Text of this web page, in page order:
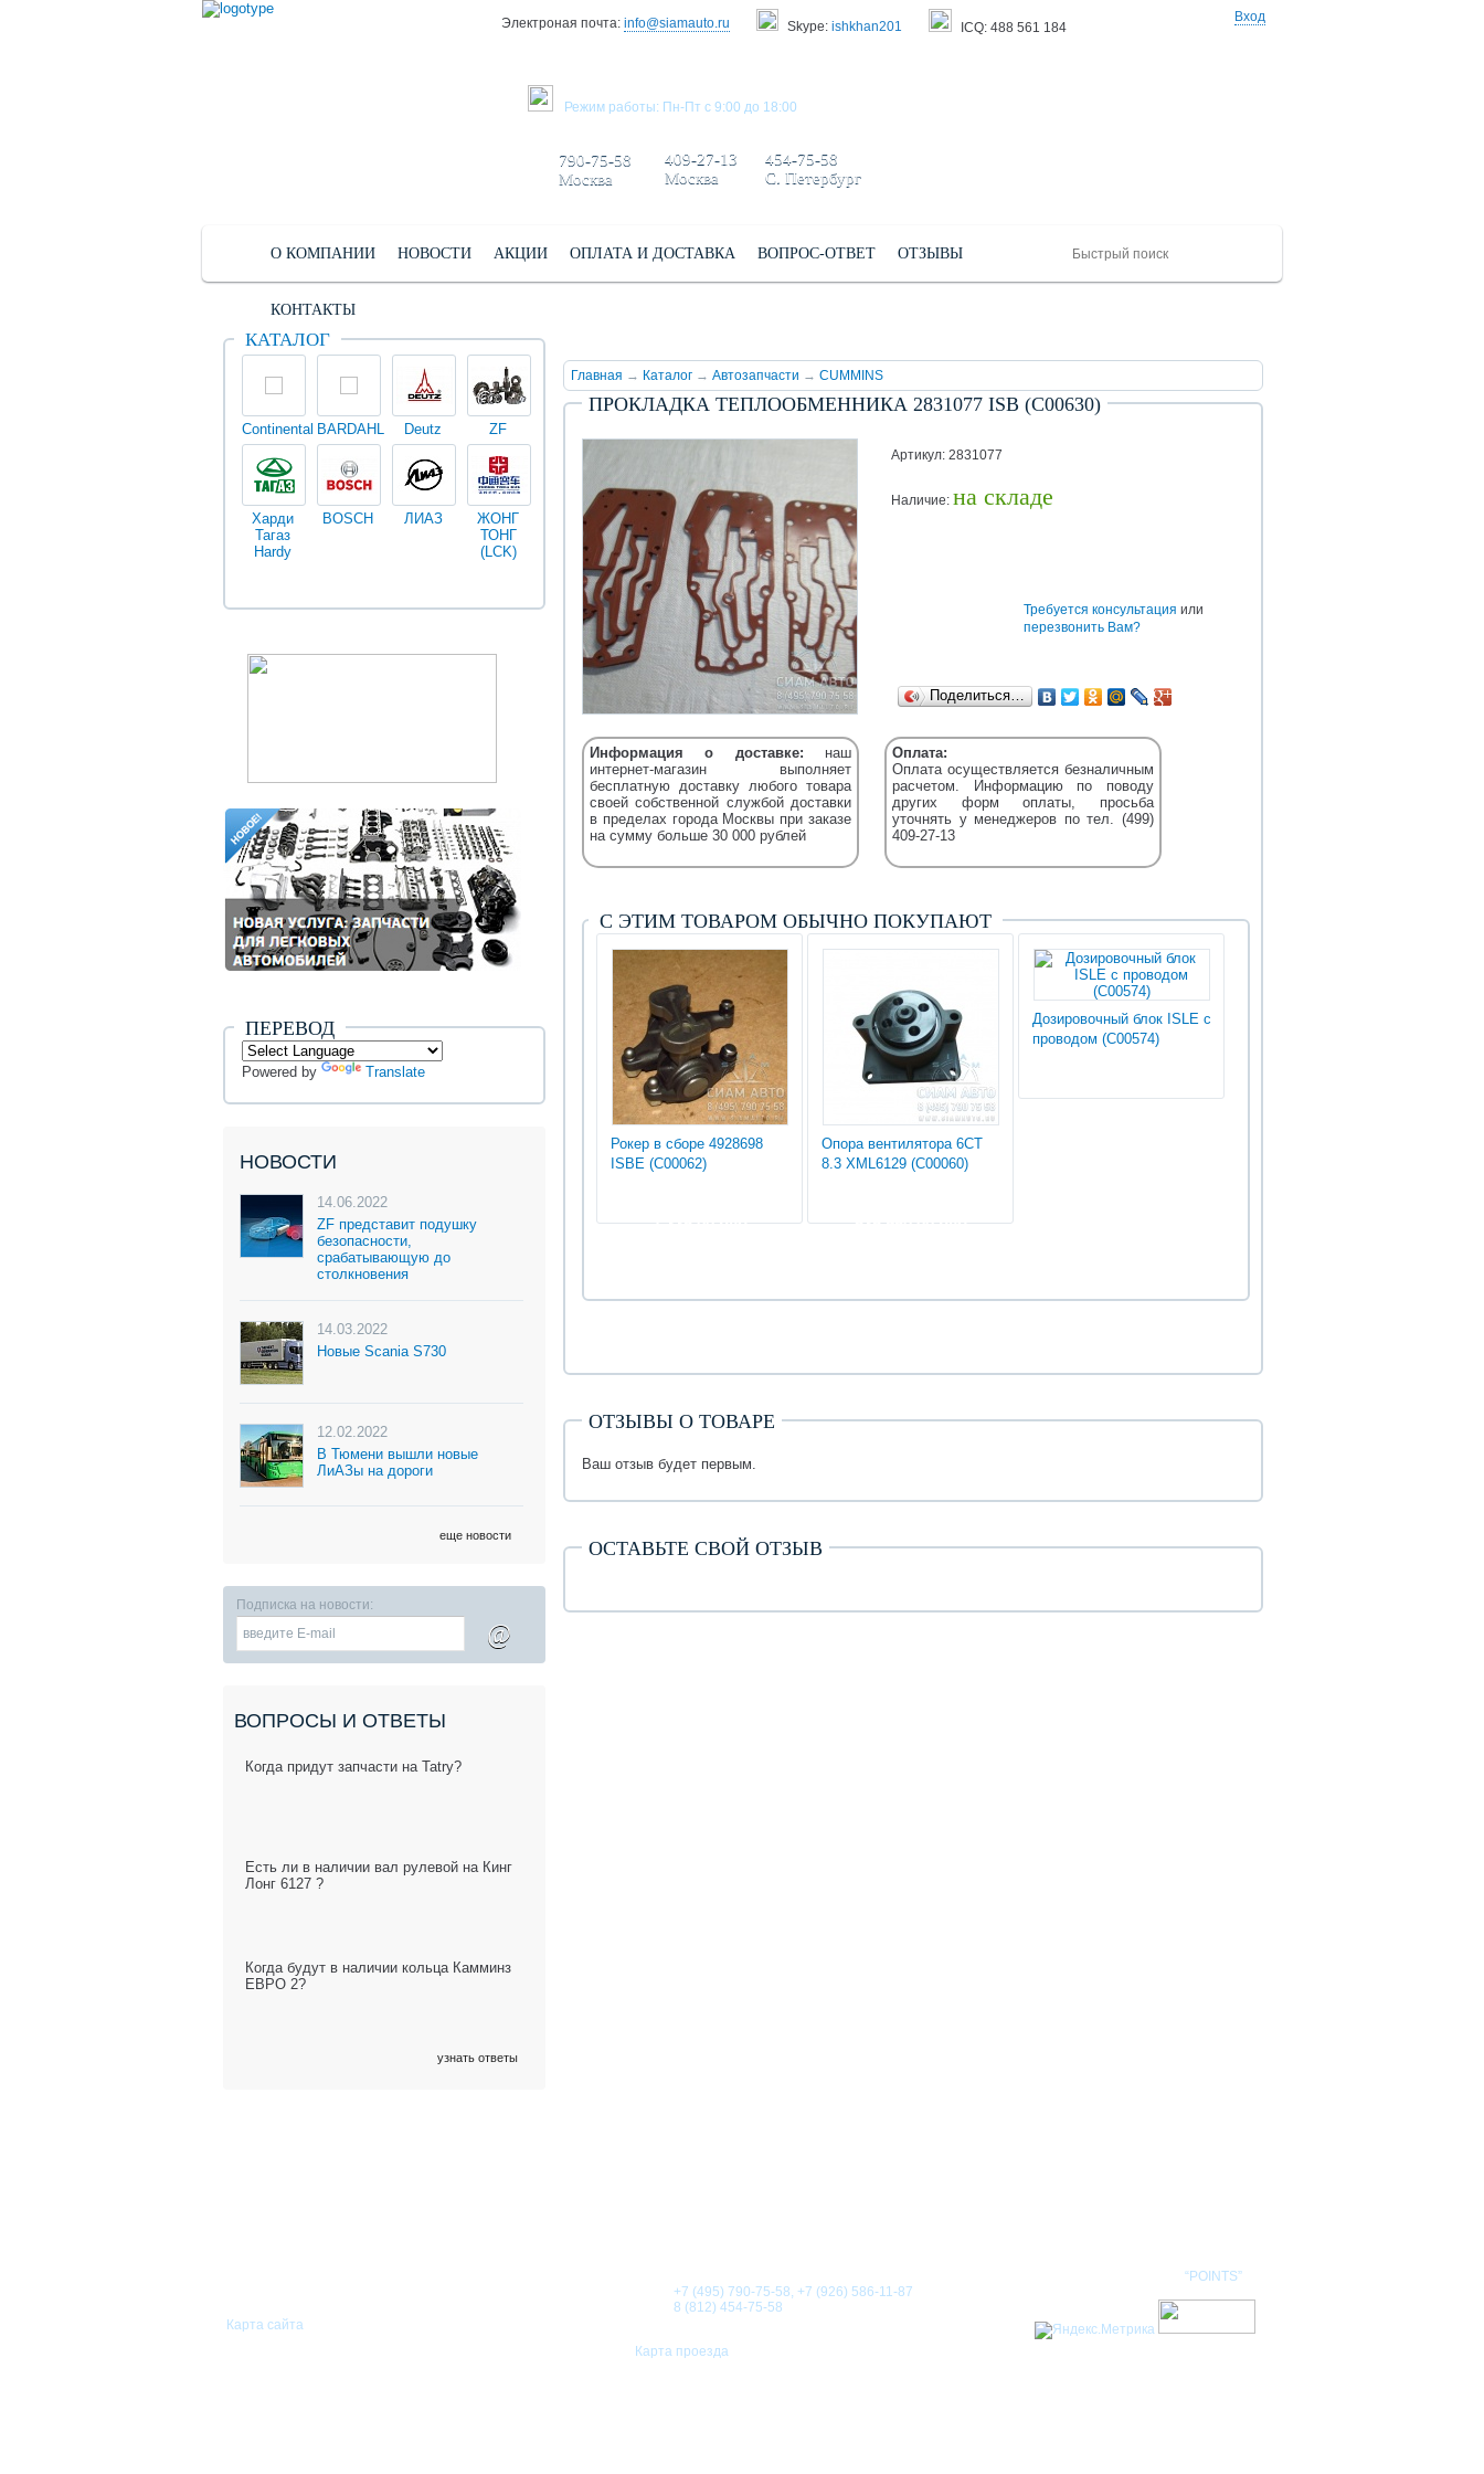
Электроная почта: info@siamauto.ru Skype: ishkhan201 ICQ: 488 561 184
Вход
Режим работы: Пн-Пт с 9:00 до 18:00
790-75-58
Москва
409-27-13
Москва
454-75-58
С. Петербург
О КОМПАНИИ НОВОСТИ АКЦИИ ОПЛАТА И ДОСТАВКА ВОПРОС-ОТВЕТ ОТЗЫВЫ
КОНТАКТЫ
Главная → Каталог → Автозапчасти → CUMMINS
ПРОКЛАДКА ТЕПЛООБМЕННИКА 2831077 ISB (С00630)
Артикул: 2831077
Наличие: на складе
Поделиться…
Требуется консультация или
перезвонить Вам?
Информация о доставке: наш
интернет-магазин выполняет
бесплатную доставку любого товара
своей собственной службой доставки
в пределах города Москвы при заказе
на сумму больше 30 000 рублей
Оплата:
Оплата осуществляется безналичным
расчетом. Информацию по поводу
других форм оплаты, просьба
уточнять у менеджеров по тел. (499)
409-27-13
С ЭТИМ ТОВАРОМ ОБЫЧНО ПОКУПАЮТ
Рокер в сборе 4928698
ISBE (С00062)
1 335.00 руб
Опора вентилятора 6СТ
8.3 XML6129 (С00060)
535 950.00 руб
Дозировочный блок ISLE с
проводом (С00574)
ОТЗЫВЫ О ТОВАРЕ
Ваш отзыв будет первым.
ОСТАВЬТЕ СВОЙ ОТЗЫВ
КАТАЛОГ
Continental BARDAHL Deutz ZF
Харди
Тагаз
Hardy
BOSCH ЛИАЗ
ЖОНГ
ТОНГ
(LCK)
Разное Iveco Икарус
Фильтры
Fleetguard
(KLQ)
MAN
ПЕРЕВОД
Powered by Translate
НОВОСТИ
14.06.2022
ZF представит подушку
безопасности,
срабатывающую до
столкновения
14.03.2022
Новые Scania S730
12.02.2022
В Тюмени вышли новые
ЛиАЗы на дороги
еще новости
Подписка на новости:
@
ВОПРОСЫ И ОТВЕТЫ
Когда придут запчасти на Tatry?
Есть ли в наличии вал рулевой на Кинг
Лонг 6127 ?
Когда будут в наличии кольца Камминз
ЕВРО 2?
узнать ответы
Карта сайта
+7 (495) 790-75-58, +7 (926) 586-11-87
8 (812) 454-75-58
Карта проезда
“POINTS”